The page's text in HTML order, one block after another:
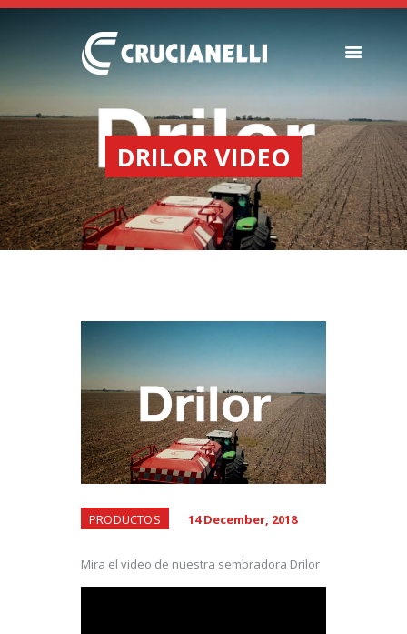
DRILOR VIDEO
SEEDERS
FERTILIZER
SPREADERS
ABOUT US
DEALERSHIPS
NEWS
PRODUCTOS 14 December, 2018
Mira el video de nuestra sembradora Drilor